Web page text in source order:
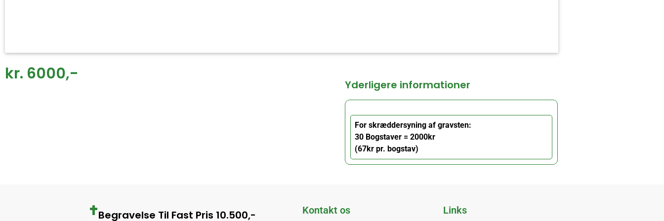
kr. 6000,-
Yderligere informationer
For skræddersyning af gravsten:
30 Bogstaver = 2000kr
(67kr pr. bogstav)
Begravelse Til Fast Pris 10.500,- Kontakt os Links